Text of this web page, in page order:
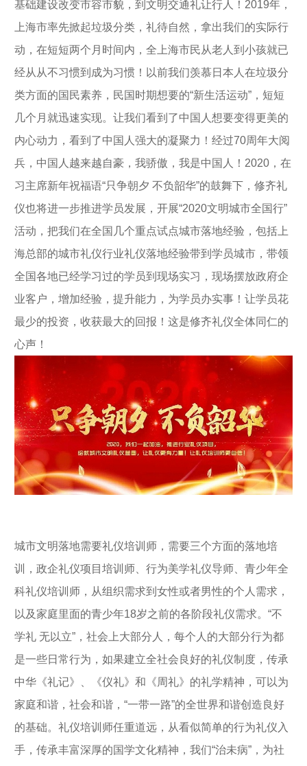
基础建设改变市容市貌，到文明交通礼让行人！2019年，
上海市率先掀起垃圾分类，礼待自然，拿出我们的实际行
动，在短短两个月时间内，全上海市民从老人到小孩就已
经从从不习惯到成为习惯！以前我们羡慕日本人在垃圾分
类方面的国民素养，民国时期想要的“新生活运动”，短短
几个月就迅速实现。让我们看到了中国人想要变得更美的
内心动力，看到了中国人强大的凝聚力！经过70周年大阅
兵，中国人越来越自豪，我骄傲，我是中国人！2020，在
习主席新年祝福语“只争朝夕 不负韶华”的鼓舞下，修齐礼
仪也将进一步推进学员发展，开展“2020文明城市全国行”
活动，把我们在全国几个重点试点城市落地经验，包括上
海总部的城市礼仪行业礼仪落地经验带到学员城市，带领
全国各地已经学习过的学员到现场实习，现场摆放政府企
业客户，增加经验，提升能力，为学员办实事！让学员花
最少的投资，收获最大的回报！这是修齐礼仪全体同仁的
心声！
城市文明落地需要礼仪培训师，需要三个方面的落地培
训，政企礼仪项目培训师、行为美学礼仪导师、青少年全
科礼仪培训师，从组织需求到女性或者男性的个人需求，
以及家庭里面的青少年18岁之前的各阶段礼仪需求。“不
学礼 无以立”，社会上大部分人，每个人的大部分行为都
是一些日常行为，如果建立全社会良好的礼仪制度，传承
中华《礼记》、《仪礼》和《周礼》的礼学精神，可以为
家庭和谐，社会和谐，“一带一路”的全世界和谐创造良好
的基础。礼仪培训师任重道远，从看似简单的行为礼仪入
手，传承丰富深厚的国学文化精神，我们“治未病”，为社